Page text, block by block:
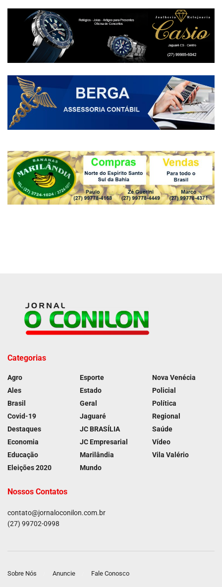
Categorias
Agro
Ales
Brasil
Covid-19
Destaques
Economia
Educação
Eleições 2020
Esporte
Estado
Geral
Jaguaré
JC BRASÍLIA
JC Empresarial
Marilândia
Mundo
Nova Venécia
Policial
Política
Regional
Saúde
Vídeo
Vila Valério
Nossos Contatos
contato@jornaloconilon.com.br
(27) 99702-0998
Sobre Nós Anuncie Fale Conosco